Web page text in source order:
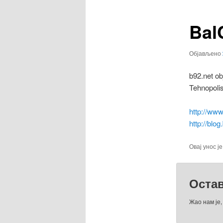
Објављено
b92.net
http://
http://
Овај унос
Жао нам